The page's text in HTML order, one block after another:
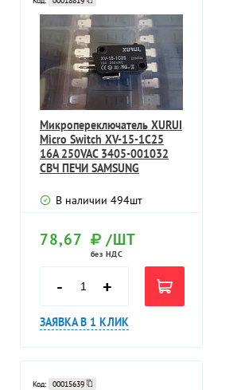
Микропереключатель XURUI
Micro Switch XV-15-1C25
16A 250VAC 3405-001032
СВЧ ПЕЧИ SAMSUNG
В наличии 494шт
78,67 /ШТ
без НДС
- +
ЗАЯВКА В 1 КЛИК
Код: 00015639